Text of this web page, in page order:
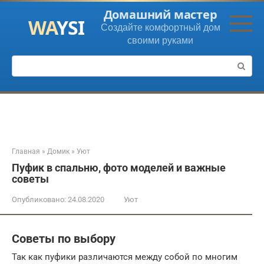
Перейти
контенту
Домашний мастер
Создайте комфортный дом
своими руками
Поиск:
Главная » Домик » Уют
Пуфик в спальню, фото моделей и важные
советы
Опубликовано: 24.08.2020 Уют
Советы по выбору
Так как пуфики различаются между собой по многим